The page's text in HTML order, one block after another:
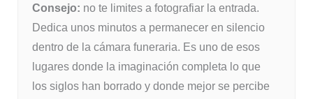
Consejo: no te limites a fotografiar la entrada.
Dedica unos minutos a permanecer en silencio
dentro de la cámara funeraria. Es uno de esos
lugares donde la imaginación completa lo que
los siglos han borrado y donde mejor se percibe